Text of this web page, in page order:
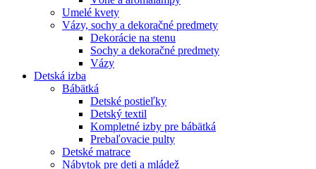
Umelé kvety
Vázy, sochy a dekoračné predmety
Dekorácie na stenu
Sochy a dekoračné predmety
Vázy
Detská izba
Bábätká
Detské postieľky
Detský textil
Kompletné izby pre bábätká
Prebaľovacie pulty
Detské matrace
Nábytok pre deti a mládež